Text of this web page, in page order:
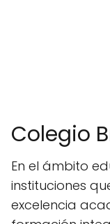
Colegio
En el ámbito
instituciones
excelencia